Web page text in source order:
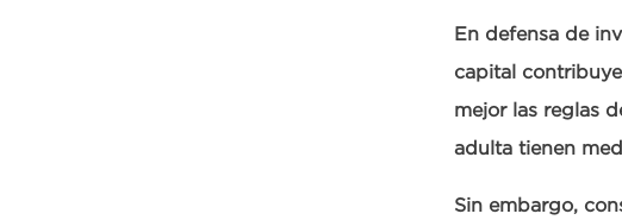
En defensa de
capital
mejor las reglas
adulta tienen
Sin embargo,